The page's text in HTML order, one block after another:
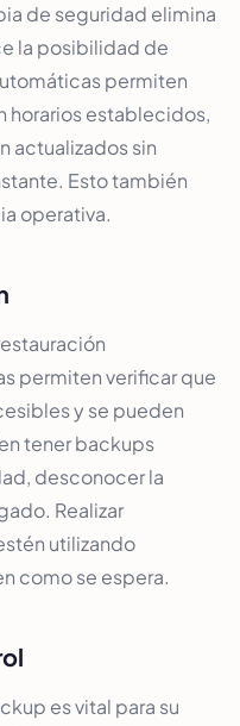
de seguridad elimina
la posibilidad de
permiten
horarios establecidos,
actualizados sin
Esto también
operativa.
permiten verificar que
y se pueden
tener backups
desconocer la
Realizar
utilizando
como se espera.
es vital para su